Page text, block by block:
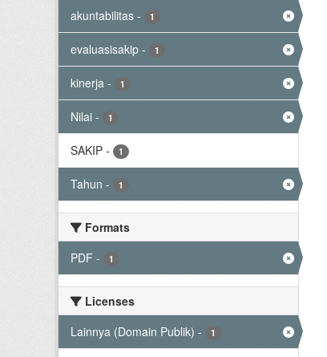
akuntabilitas - 1
evaluasisakip - 1
kinerja - 1
Nilai - 1
SAKIP - 1
Tahun - 1
Formats
PDF - 1
Licenses
Lainnya (Domain Publik) - 1